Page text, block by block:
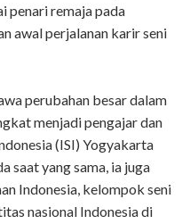
penari remaja pada
awal perjalanan karir seni
perubahan besar dalam
menjadi pengajar dan
(ISI) Yogyakarta
saat yang sama, ia juga
Indonesia, kelompok seni
nasional Indonesia di